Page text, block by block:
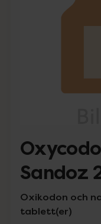
Sandoz
Oxikodon och
tablett(er)